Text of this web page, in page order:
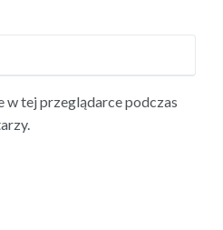
w tej przeglądarce podczas